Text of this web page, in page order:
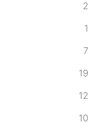
2
1
7
19
12
10